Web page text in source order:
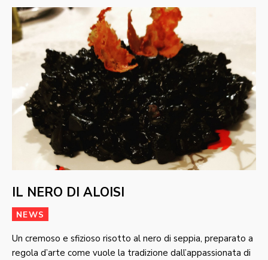
IL NERO DI ALOISI
NEWS
Un cremoso e sfizioso risotto al nero di seppia, preparato a
regola d’arte come vuole la tradizione dall’appassionata di